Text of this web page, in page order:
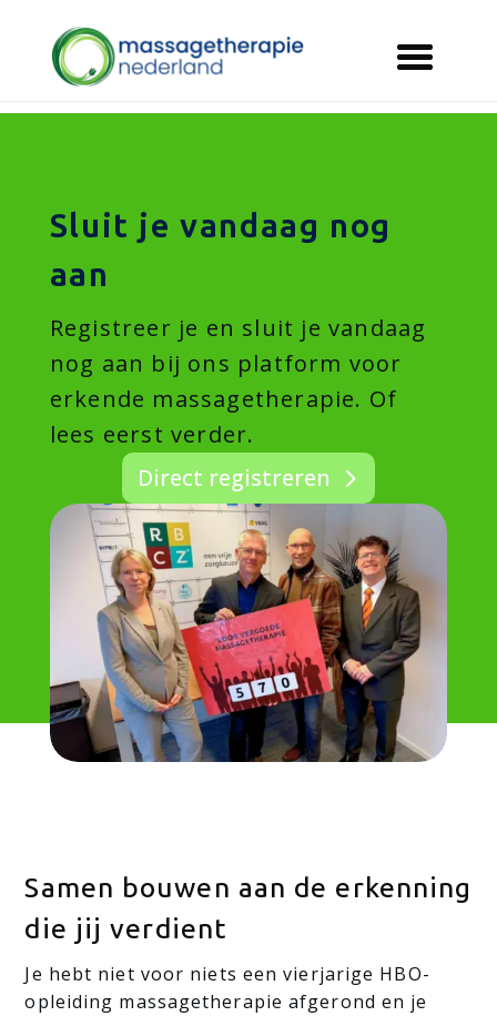
Sluit je vandaag nog
aan
Registreer je en sluit je vandaag
nog aan bij ons platform voor
erkende massagetherapie. Of
lees eerst verder.
Direct registreren
Samen bouwen aan de erkenning
die jij verdient
Je hebt niet voor niets een vierjarige HBO-
opleiding massagetherapie afgerond en je